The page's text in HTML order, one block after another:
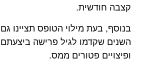
קצבה חודשית.
השנים שקדמו לגיל פרישה
ופיצויים פטורים ממס.